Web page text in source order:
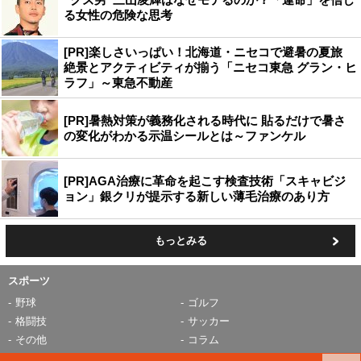
る女性の危険な思考
[PR]楽しさいっぱい！北海道・ニセコで避暑の夏旅
絶景とアクティビティが揃う「ニセコ東急 グラン・ヒ
ラフ」～東急不動産
[PR]暑熱対策が義務化される時代に 貼るだけで暑さ
の変化がわかる示温シールとは～ファンケル
[PR]AGA治療に革命を起こす検査技術「スキャビジ
ョン」銀クリが提示する新しい薄毛治療のあり方
もっとみる
スポーツ
野球
ゴルフ
格闘技
サッカー
その他
コラム